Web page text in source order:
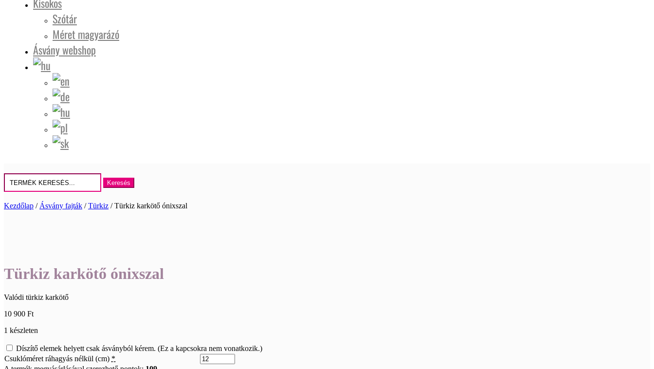
Szótár
Méret magyarázó
Ásvány webshop
Keresés
erre:
Kezdőlap / Ásvány fajták /Türkiz / Türkiz karkötő ónixszal
Türkiz karkötő ónixszal
Valódi türkiz karkötő
10 900 Ft
1 készleten
Díszítő elemek helyett csak ásványból kérem. (Ez a kapcsokra nem vonatkozik.)
Csuklóméret ráhagyás nélkül (cm) *